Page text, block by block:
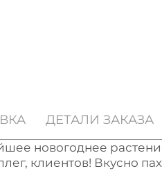
ДЕТАЛИ ЗАКАЗА
новогоднее
клиентов! Вкусно